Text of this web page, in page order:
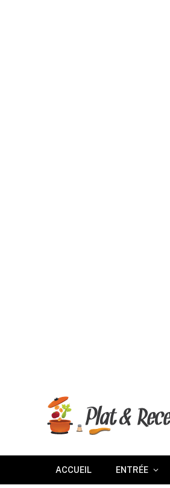
ACCUEIL ENTRÉE